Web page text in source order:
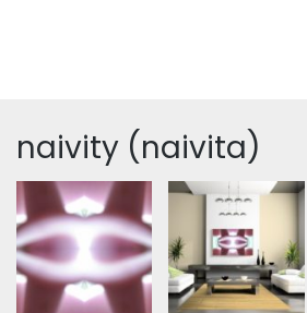
naivity (naivita)